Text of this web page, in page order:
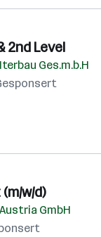
2nd Level
Ges.m.b.H
w/d)
GmbH